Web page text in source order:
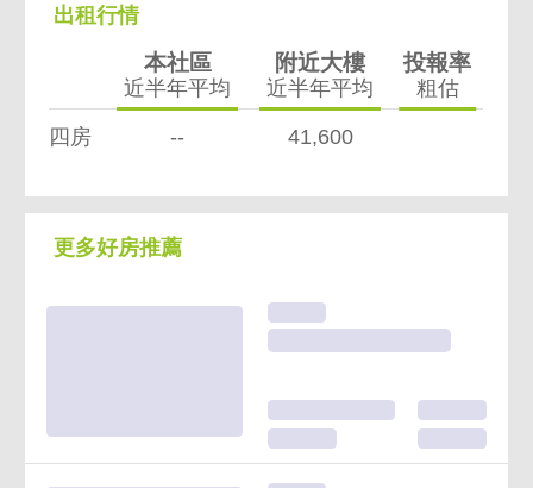
出租行情
本社區
近半年平均
附近大樓
近半年平均
投報率
粗估
四房 -- 41,600
更多好房推薦